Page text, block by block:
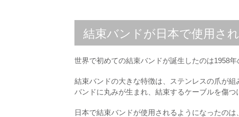
結束バンドが日本で使用さ
世界で初めての結束バンドが誕生したのは1958年
結束バンドの大きな特徴は、ステンレスの爪が
バンドに丸みが生まれ、結束するケーブルを傷つ
日本で結束バンドが使用されるようになったの